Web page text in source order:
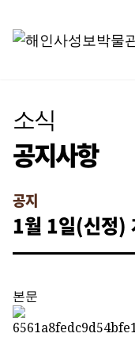
소식
공지사항
공지
1월 1일(신정)
본문